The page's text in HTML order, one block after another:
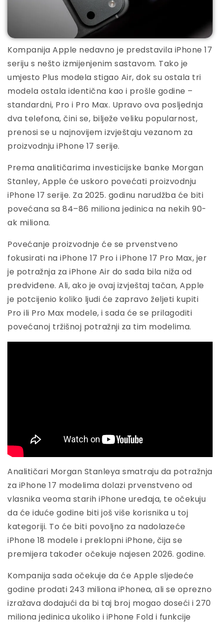
Kompanija Apple nedavno je predstavila iPhone 17
seriju s nešto izmijenjenim sastavom. Tako je
umjesto Plus modela stigao Air, dok su ostala tri
modela ostala identična kao i prošle godine –
standardni, Pro i Pro Max. Upravo ova posljednja
dva telefona, čini se, bilježe veliku popularnost,
prenosi se u najnovijem izvještaju vezanom za
proizvodnju iPhone 17 serije.
Prema analitičarima investicijske banke Morgan
Stanley, Apple će uskoro povećati proizvodnju
iPhone 17 serije. Za 2025. godinu narudžba će biti
povećana sa 84–86 miliona jedinica na nekih 90-
ak miliona.
Povećanje proizvodnje će se prvenstveno
fokusirati na iPhone 17 Pro i iPhone 17 Pro Max, jer
je potražnja za iPhone Air do sada bila niža od
predviđene. Ali, ako je ovaj izvještaj tačan, Apple
je potcijenio koliko ljudi će zapravo željeti kupiti
Pro ili Pro Max modele, i sada će se prilagoditi
povećanoj tržišnoj potražnji za tim modelima.
Analitičari Morgan Stanleya smatraju da potražnja
za iPhone 17 modelima dolazi prvenstveno od
vlasnika veoma starih iPhone uređaja, te očekuju
da će iduće godine biti još više korisnika u toj
kategoriji. To će biti povoljno za nadolazeće
iPhone 18 modele i preklopni iPhone, čija se
premijera također očekuje najesen 2026. godine.
Kompanija sada očekuje da će Apple sljedeće
godine prodati 243 miliona iPhonea, ali se oprezno
izražava dodajući da bi taj broj mogao doseći i 270
miliona jedinica ukoliko i iPhone Fold i funkcije